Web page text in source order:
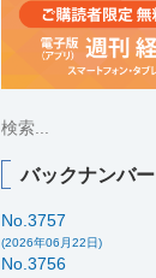
バックナンバー
No.3757
(2026年06月22日)
No.3756